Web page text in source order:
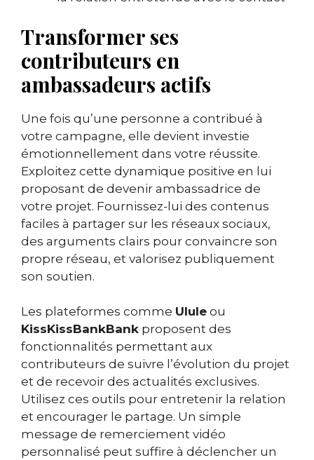
Transformer ses
contributeurs en
ambassadeurs actifs
Une fois qu’une personne a contribué à
votre campagne, elle devient investie
émotionnellement dans votre réussite.
Exploitez cette dynamique positive en lui
proposant de devenir ambassadrice de
votre projet. Fournissez-lui des contenus
faciles à partager sur les réseaux sociaux,
des arguments clairs pour convaincre son
propre réseau, et valorisez publiquement
son soutien.
Les plateformes comme Ulule ou
KissKissBankBank proposent des
fonctionnalités permettant aux
contributeurs de suivre l’évolution du projet
et de recevoir des actualités exclusives.
Utilisez ces outils pour entretenir la relation
et encourager le partage. Un simple
message de remerciement vidéo
personnalisé peut suffire à déclencher un